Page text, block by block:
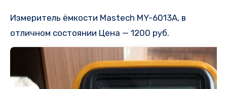
Измеритель ёмкости Mastech MY-6013A, в
отличном состоянии Цена — 1200 руб.